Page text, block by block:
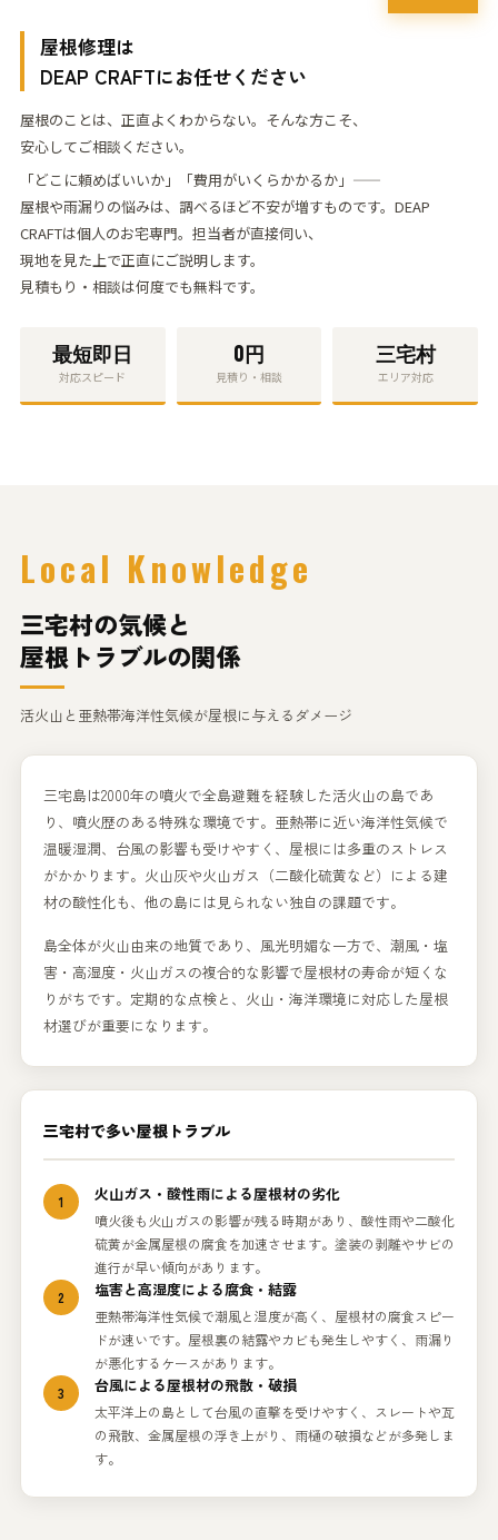
屋根修理は
DEAP CRAFTにお任せください
屋根のことは、正直よくわからない。そんな方こそ、
安心してご相談ください。
「どこに頼めばいいか」「費用がいくらかかるか」——
屋根や雨漏りの悩みは、調べるほど不安が増すものです。 DEAP
CRAFTは個人のお宅専門。担当者が直接伺い、
現地を見た上で正直にご説明します。
見積もり・相談は何度でも無料です。
最短即日
対応スピード
0円
見積り・相談
三宅村
エリア対応
Local Knowledge
三宅村の気候と
屋根トラブルの関係
活火山と亜熱帯海洋性気候が屋根に与えるダメージ
三宅島は2000年の噴火で全島避難を経験した活火山の島であ
り、噴火歴のある特殊な環境です。亜熱帯に近い海洋性気候で
温暖湿潤、台風の影響も受けやすく、屋根には多重のストレス
がかかります。火山灰や火山ガス（二酸化硫黄など）による建
材の酸性化も、他の島には見られない独自の課題です。
島全体が火山由来の地質であり、風光明媚な一方で、潮風・塩
害・高湿度・火山ガスの複合的な影響で屋根材の寿命が短くな
りがちです。定期的な点検と、火山・海洋環境に対応した屋根
材選びが重要になります。
三宅村で多い屋根トラブル
1 火山ガス・酸性雨による屋根材の劣化
噴火後も火山ガスの影響が残る時期があり、酸性雨や二酸化
硫黄が金属屋根の腐食を加速させます。塗装の剥離やサビの
進行が早い傾向があります。
2
塩害と高湿度による腐食・結露
亜熱帯海洋性気候で潮風と湿度が高く、屋根材の腐食スピー
ドが速いです。屋根裏の結露やカビも発生しやすく、雨漏り
が悪化するケースがあります。
3
台風による屋根材の飛散・破損
太平洋上の島として台風の直撃を受けやすく、スレートや瓦
の飛散、金属屋根の浮き上がり、雨樋の破損などが多発しま
す。